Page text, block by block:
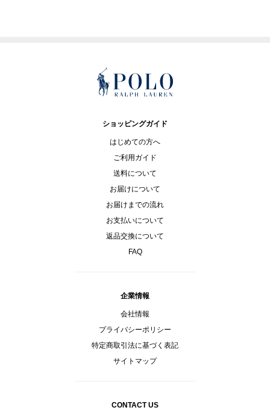
ショッピングガイド
はじめての方へ
ご利用ガイド
送料について
お届けについて
お届けまでの流れ
お支払いについて
返品交換について
FAQ
企業情報
会社情報
プライバシーポリシー
特定商取引法に基づく表記
サイトマップ
CONTACT US